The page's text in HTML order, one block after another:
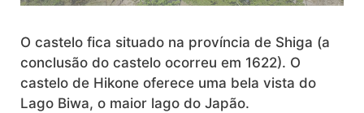
O castelo fica situado na província de Shiga (a
conclusão do castelo ocorreu em 1622). O
castelo de Hikone oferece uma bela vista do
Lago Biwa, o maior lago do Japão.